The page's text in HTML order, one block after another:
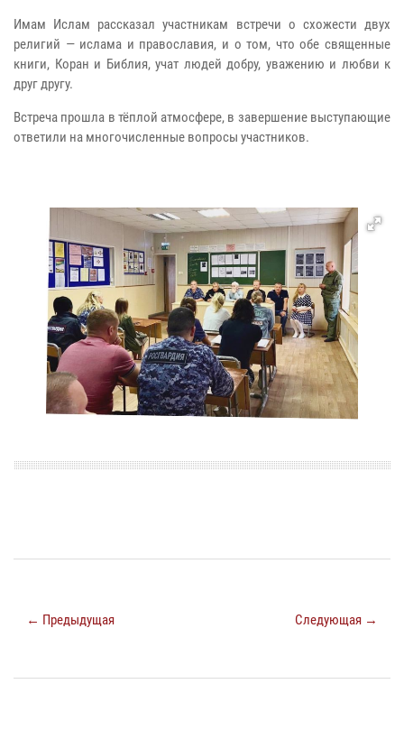
Имам Ислам рассказал участникам встречи о схожести двух
религий — ислама и православия, и о том, что обе священные
книги, Коран и Библия, учат людей добру, уважению и любви к
друг другу.
Встреча прошла в тёплой атмосфере, в завершение выступающие
ответили на многочисленные вопросы участников.
← Предыдущая Следующая →